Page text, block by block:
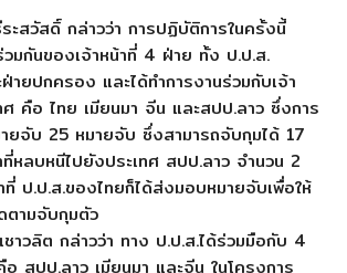
ะสวัสดิ์ กล่าวว่า การปฏิบัติการในครั้งนี้
วมกันของเจ้าหน้าที่ 4 ฝ่าย ทั้ง ป.ป.ส.
ายปกครอง และได้ทำการงานร่วมกับเจ้า
ศ คือ ไทย เมียนมา จีน และสปป.ลาว ซึ่งการ
ยจับ 25 หมายจับ ซึ่งสามารถจับกุมได้ 17
หลบหนีไปยังประเทศ สปป.ลาว จำนวน 2
ที่ ป.ป.ส.ของไทยก็ได้ส่งมอบหมายจับเพื่อให้
ตามจับกุมตัว
าวลิต กล่าวว่า ทาง ป.ป.ส.ได้ร่วมมือกับ 4
อ สปป.ลาว เมียนมา และจีน ในโครงการ